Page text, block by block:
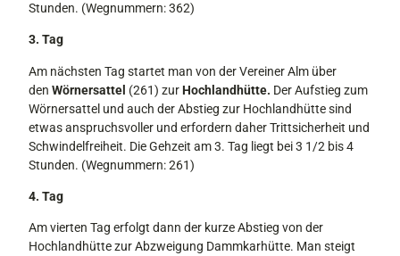
Stunden. (Wegnummern: 362)
3. Tag
Am nächsten Tag startet man von der Ver­einer Alm über
den Wörnersattel (261) zurHochlandhütte. Der Aufstieg zum
Wörnersattel und auch der Abstieg zur Hochlandhütte sind
etwas anspruchsvol­ler und erfordern daher Trittsicherheit und
Schwindelfreiheit. Die Gehzeit am 3. Tag liegt bei 3 1/2 bis 4
Stunden. (Wegnummern: 261)
4. Tag
Am vierten Tag erfolgt dann der kurze Abstieg von der
Hochlandhütte zur Ab­zweigung Dammkarhütte. Man steigt